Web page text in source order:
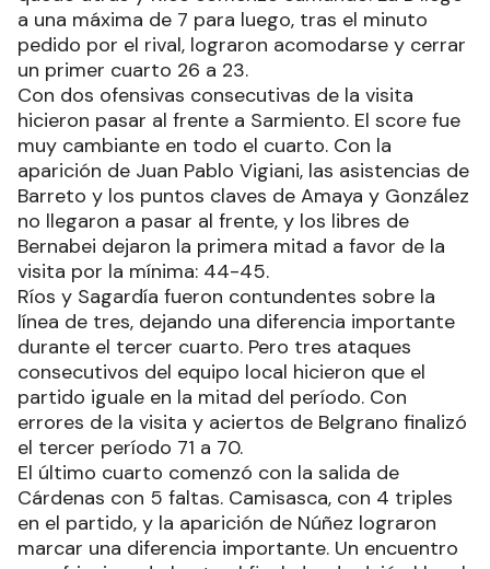
ofensiva comenzó por parte de los tucumanos
con dos canastas consecutivas. La visita no se
quedó atrás y Ríos comenzó sumando. La B llegó
a una máxima de 7 para luego, tras el minuto
pedido por el rival, lograron acomodarse y cerrar
un primer cuarto 26 a 23.
Con dos ofensivas consecutivas de la visita
hicieron pasar al frente a Sarmiento. El score fue
muy cambiante en todo el cuarto. Con la
aparición de Juan Pablo Vigiani, las asistencias de
Barreto y los puntos claves de Amaya y González
no llegaron a pasar al frente, y los libres de
Bernabei dejaron la primera mitad a favor de la
visita por la mínima: 44-45.
Ríos y Sagardía fueron contundentes sobre la
línea de tres, dejando una diferencia importante
durante el tercer cuarto. Pero tres ataques
consecutivos del equipo local hicieron que el
partido iguale en la mitad del período. Con
errores de la visita y aciertos de Belgrano finalizó
el tercer período 71 a 70.
El último cuarto comenzó con la salida de